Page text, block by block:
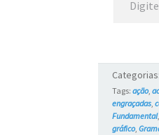
Tags:ação,
engraçadas,
Fundamental
gráfico,